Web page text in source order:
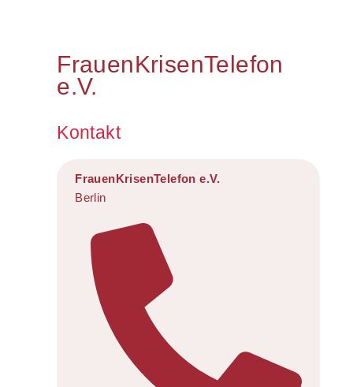
FrauenKrisenTelefon
e.V.
Kontakt
FrauenKrisenTelefon e.V.
Berlin